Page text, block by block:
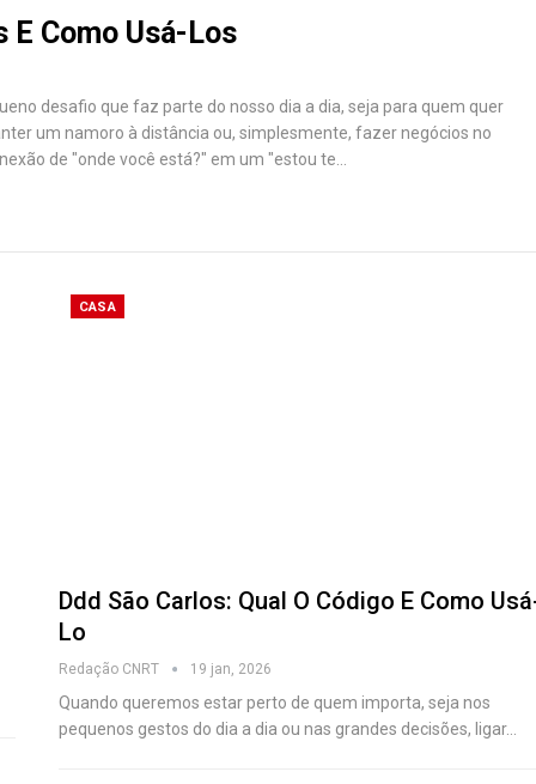
E Como Usá-Los
desafio que faz parte do nosso dia a dia, seja para quem quer
um namoro à distância ou, simplesmente, fazer negócios no
de "onde você está?" em um "estou te…
CASA
Ddd São Carlos: Qual O Código E Como
Lo
Redação CNRT 19 jan, 2026
Quando queremos estar perto de quem importa, seja nos
pequenos gestos do dia a dia ou nas grandes decisões, ligar…